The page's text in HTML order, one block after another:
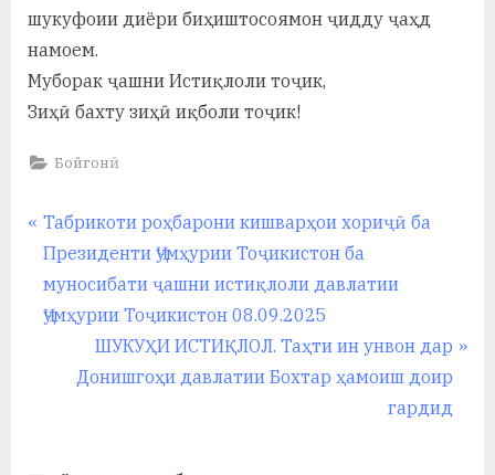
шукуфоии диёри биҳиштосоямон ҷидду ҷаҳд
намоем.
Муборак ҷашни Истиқлоли тоҷик,
Зиҳӣ бахту зиҳӣ иқболи тоҷик!
Бойгонӣ
Навигация
по
записям
P
r
e
v
Табрикоти роҳбарони кишварҳои хориҷӣ ба
Президенти Ҷумҳурии Тоҷикистон ба
муносибати ҷашни истиқлоли давлатии
Ҷумҳурии Тоҷикистон 08.09.2025
N
e
ШУКУҲИ ИСТИҚЛОЛ. Таҳти ин унвон дар
Донишгоҳи давлатии Бохтар ҳамоиш доир
гардид